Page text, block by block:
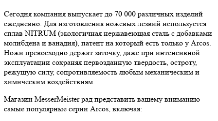
Сегодня компания выпускает до 70 000 различных изделий
ежедневно. Для изготовления ножевых лезвий используется
сплав NITRUM (экологичная нержавеющая сталь с добавками
молибдена и ванадия), патент на который есть только у Arcos.
Ножи превосходно держат заточку, даже при интенсивной
эксплуатации сохраняя первозданную твердость, остроту,
режущую силу, сопротивляемость любым механическим и
химическим воздействиям.
Магазин MesserMeister рад представить вашему вниманию
самые популярные серии Arcos, включая: